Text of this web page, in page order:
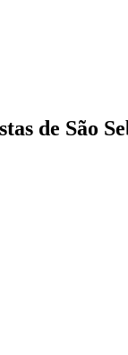
de São